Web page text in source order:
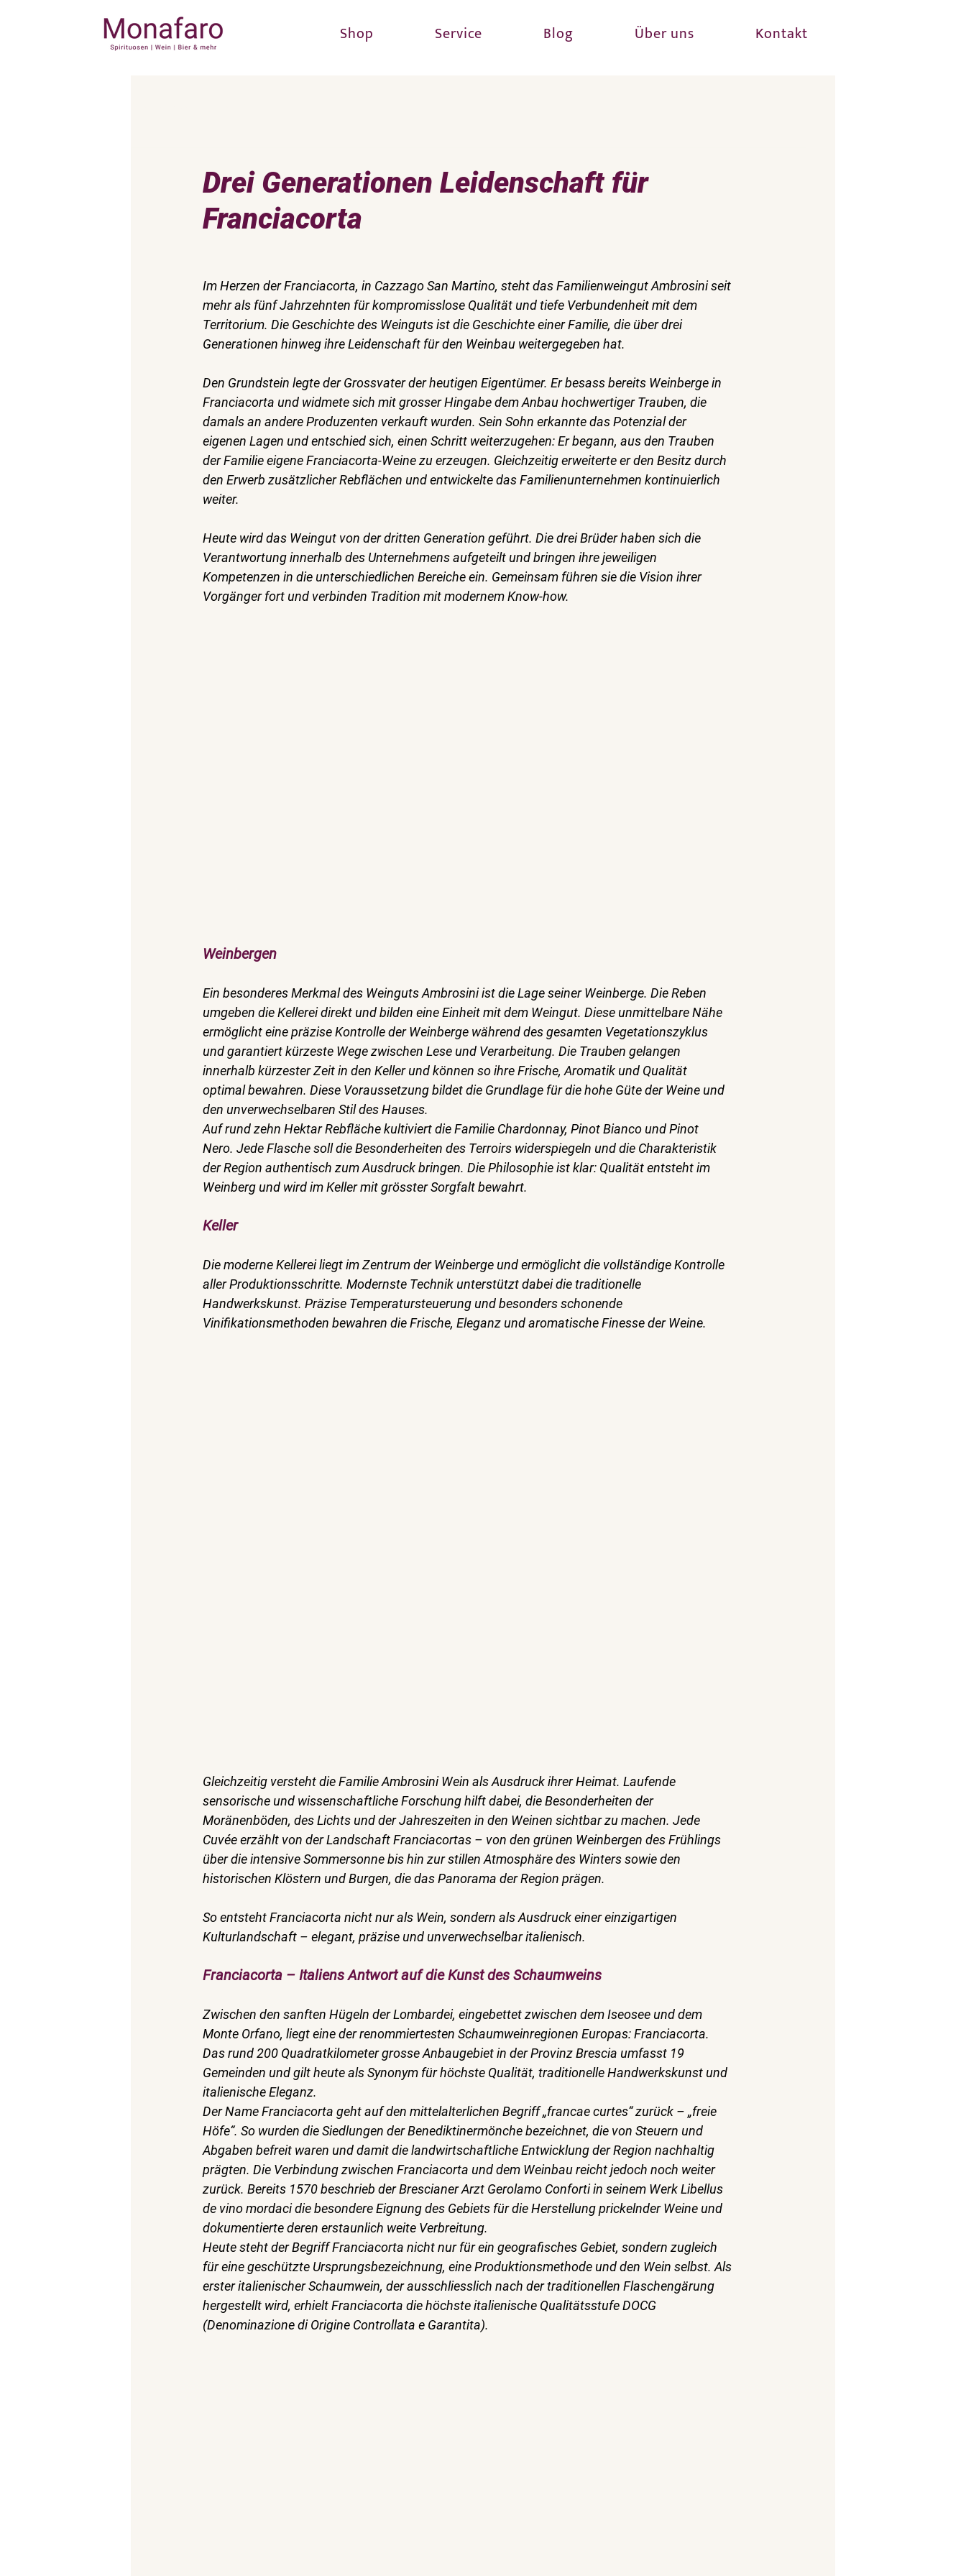
Shop Service Blog Über uns Kontakt
Drei Generationen Leidenschaft für
Franciacorta
Im Herzen der Franciacorta, in Cazzago San Martino, steht das Familienweingut Ambrosini seit
mehr als fünf Jahrzehnten für kompromisslose Qualität und tiefe Verbundenheit mit dem
Territorium. Die Geschichte des Weinguts ist die Geschichte einer Familie, die über drei
Generationen hinweg ihre Leidenschaft für den Weinbau weitergegeben hat.
Den Grundstein legte der Grossvater der heutigen Eigentümer. Er besass bereits Weinberge in
Franciacorta und widmete sich mit grosser Hingabe dem Anbau hochwertiger Trauben, die
damals an andere Produzenten verkauft wurden. Sein Sohn erkannte das Potenzial der
eigenen Lagen und entschied sich, einen Schritt weiterzugehen: Er begann, aus den Trauben
der Familie eigene Franciacorta-Weine zu erzeugen. Gleichzeitig erweiterte er den Besitz durch
den Erwerb zusätzlicher Rebflächen und entwickelte das Familienunternehmen kontinuierlich
weiter.
Heute wird das Weingut von der dritten Generation geführt. Die drei Brüder haben sich die
Verantwortung innerhalb des Unternehmens aufgeteilt und bringen ihre jeweiligen
Kompetenzen in die unterschiedlichen Bereiche ein. Gemeinsam führen sie die Vision ihrer
Vorgänger fort und verbinden Tradition mit modernem Know-how.
Weinbergen
Ein besonderes Merkmal des Weinguts Ambrosini ist die Lage seiner Weinberge. Die Reben
umgeben die Kellerei direkt und bilden eine Einheit mit dem Weingut. Diese unmittelbare Nähe
ermöglicht eine präzise Kontrolle der Weinberge während des gesamten Vegetationszyklus
und garantiert kürzeste Wege zwischen Lese und Verarbeitung. Die Trauben gelangen
innerhalb kürzester Zeit in den Keller und können so ihre Frische, Aromatik und Qualität
optimal bewahren. Diese Voraussetzung bildet die Grundlage für die hohe Güte der Weine und
den unverwechselbaren Stil des Hauses.
Auf rund zehn Hektar Rebfläche kultiviert die Familie Chardonnay, Pinot Bianco und Pinot
Nero. Jede Flasche soll die Besonderheiten des Terroirs widerspiegeln und die Charakteristik
der Region authentisch zum Ausdruck bringen. Die Philosophie ist klar: Qualität entsteht im
Weinberg und wird im Keller mit grösster Sorgfalt bewahrt.
Keller
Die moderne Kellerei liegt im Zentrum der Weinberge und ermöglicht die vollständige Kontrolle
aller Produktionsschritte. Modernste Technik unterstützt dabei die traditionelle
Handwerkskunst. Präzise Temperatursteuerung und besonders schonende
Vinifikationsmethoden bewahren die Frische, Eleganz und aromatische Finesse der Weine.
Gleichzeitig versteht die Familie Ambrosini Wein als Ausdruck ihrer Heimat. Laufende
sensorische und wissenschaftliche Forschung hilft dabei, die Besonderheiten der
Moränenböden, des Lichts und der Jahreszeiten in den Weinen sichtbar zu machen. Jede
Cuvée erzählt von der Landschaft Franciacortas – von den grünen Weinbergen des Frühlings
über die intensive Sommersonne bis hin zur stillen Atmosphäre des Winters sowie den
historischen Klöstern und Burgen, die das Panorama der Region prägen.
So entsteht Franciacorta nicht nur als Wein, sondern als Ausdruck einer einzigartigen
Kulturlandschaft – elegant, präzise und unverwechselbar italienisch.
Franciacorta – Italiens Antwort auf die Kunst des Schaumweins
Zwischen den sanften Hügeln der Lombardei, eingebettet zwischen dem Iseosee und dem
Monte Orfano, liegt eine der renommiertesten Schaumweinregionen Europas: Franciacorta.
Das rund 200 Quadratkilometer grosse Anbaugebiet in der Provinz Brescia umfasst 19
Gemeinden und gilt heute als Synonym für höchste Qualität, traditionelle Handwerkskunst und
italienische Eleganz.
Der Name Franciacorta geht auf den mittelalterlichen Begriff „francae curtes“ zurück – „freie
Höfe“. So wurden die Siedlungen der Benediktinermönche bezeichnet, die von Steuern und
Abgaben befreit waren und damit die landwirtschaftliche Entwicklung der Region nachhaltig
prägten. Die Verbindung zwischen Franciacorta und dem Weinbau reicht jedoch noch weiter
zurück. Bereits 1570 beschrieb der Brescianer Arzt Gerolamo Conforti in seinem Werk Libellus
de vino mordaci die besondere Eignung des Gebiets für die Herstellung prickelnder Weine und
dokumentierte deren erstaunlich weite Verbreitung.
Heute steht der Begriff Franciacorta nicht nur für ein geografisches Gebiet, sondern zugleich
für eine geschützte Ursprungsbezeichnung, eine Produktionsmethode und den Wein selbst. Als
erster italienischer Schaumwein, der ausschliesslich nach der traditionellen Flaschengärung
hergestellt wird, erhielt Franciacorta die höchste italienische Qualitätsstufe DOCG
(Denominazione di Origine Controllata e Garantita).